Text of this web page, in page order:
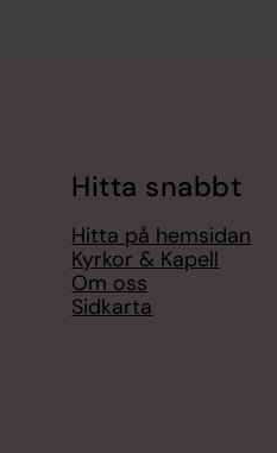
Hitta snabbt
Hitta på hemsidan
Kyrkor & Kapell
Om oss
Sidkarta